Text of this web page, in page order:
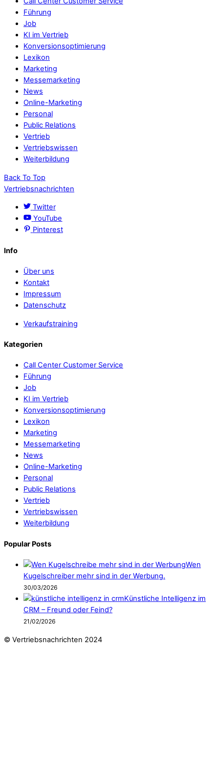
Führung
Job
KI im Vertrieb
Konversionsoptimierung
Lexikon
Marketing
Messemarketing
News
Online-Marketing
Personal
Public Relations
Vertrieb
Vertriebswissen
Weiterbildung
Back To Top
Vertriebsnachrichten
Twitter
YouTube
Pinterest
Info
Über uns
Kontakt
Impressum
Datenschutz
Verkaufstraining
Kategorien
Call Center Customer Service
Führung
Job
KI im Vertrieb
Konversionsoptimierung
Lexikon
Marketing
Messemarketing
News
Online-Marketing
Personal
Public Relations
Vertrieb
Vertriebswissen
Weiterbildung
Popular Posts
Wen
Kugelschreiber mehr sind in der Werbung.
30/03/2026
Künstliche Intelligenz im
CRM – Freund oder Feind?
21/02/2026
© Vertriebsnachrichten 2024